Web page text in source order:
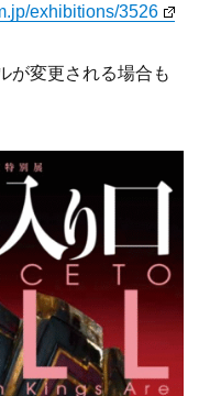
exhibitions/3526
が変更される場合も